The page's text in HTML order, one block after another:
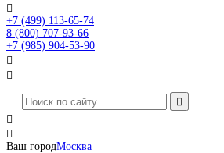

+7 (499) 113-65-74
8 (800) 707-93-66
+7 (985) 904-53-90




Ваш городМосква